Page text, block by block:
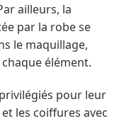
ailleurs, la
par la robe se
le maquillage,
élément.
pour leur
les coiffures avec